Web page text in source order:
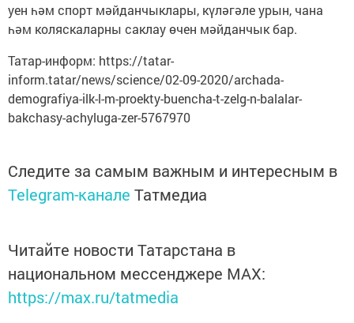
уен һәм спорт мәйданчыклары, күләгәле урын, чана
һәм коляскаларны саклау өчен мәйданчык бар.
Татар-информ: https://tatar-
inform.tatar/news/science/02-09-2020/archada-
demografiya-ilk-l-m-proekty-buencha-t-zelg-n-balalar-
bakchasy-achyluga-zer-5767970
Следите за самым важным и интересным в
Telegram-канале Татмедиа
Читайте новости Татарстана в
национальном мессенджере MАХ:
https://max.ru/tatmedia